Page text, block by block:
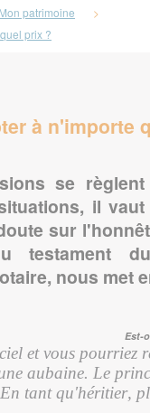
Mon patrimoine
>
prix ?
à n'importe
se règlent
il
sur
du
nous met
Est-
et vous pourriez
aubaine. Le
tant qu'héritier,